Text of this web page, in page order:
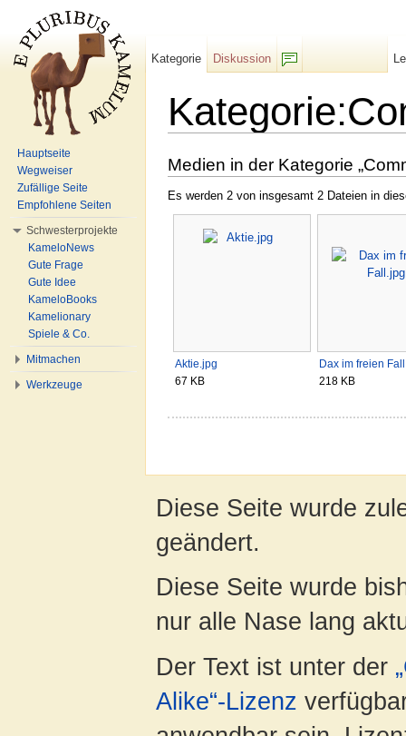
Medien in der Kategorie
Es werden 2 von insgesamt 2 Dateien in
Aktie.jpg
67 KB
Dax im freien
218 KB
Kategorie
Diskussion
Hauptseite
Wegweiser
Zufällige Seite
Empfohlene Seiten
Schwesterprojekte
KameloNews
Gute Frage
Gute Idee
KameloBooks
Kamelionary
Spiele & Co.
Mitmachen
Werkzeuge
Diese Seite wurde
geändert.
Diese Seite wurde
nur alle Nase lang
Der Text ist unter der
Alike“-Lizenz